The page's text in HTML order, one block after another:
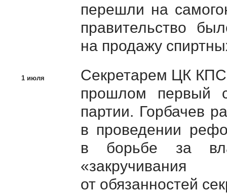
перешли на
правительство
на продажу
1 июля
Секретарем ЦК
прошлом первый
партии. Горбачев
в проведении
в борьбе за
от обязанностей